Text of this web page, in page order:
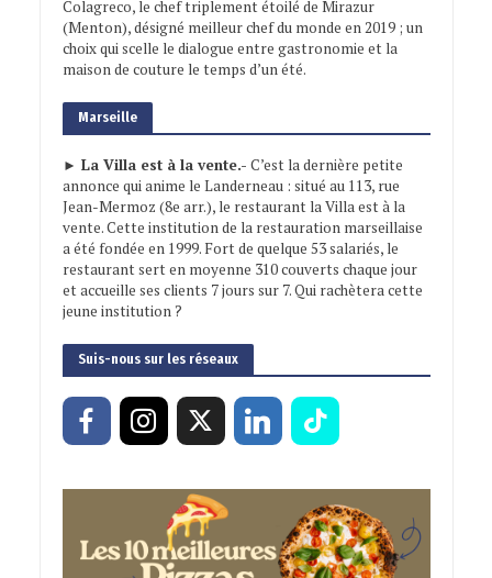
Colagreco, le chef triplement étoilé de Mirazur
(Menton), désigné meilleur chef du monde en 2019 ; un
choix qui scelle le dialogue entre gastronomie et la
maison de couture le temps d’un été.
Marseille
► La Villa est à la vente.- C’est la dernière petite
annonce qui anime le Landerneau : situé au 113, rue
Jean-Mermoz (8e arr.), le restaurant la Villa est à la
vente. Cette institution de la restauration marseillaise
a été fondée en 1999. Fort de quelque 53 salariés, le
restaurant sert en moyenne 310 couverts chaque jour
et accueille ses clients 7 jours sur 7. Qui rachètera cette
jeune institution ?
Suis-nous sur les réseaux